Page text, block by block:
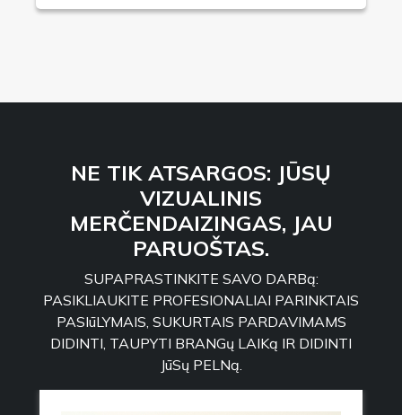
NE TIK ATSARGOS: JŪSŲ
VIZUALINIS
MERČENDAIZINGAS, JAU
PARUOŠTAS.
SUPAPRASTINKITE SAVO DARBą:
PASIKLIAUKITE PROFESIONALIAI PARINKTAIS
PASIūLYMAIS, SUKURTAIS PARDAVIMAMS
DIDINTI, TAUPYTI BRANGų LAIKą IR DIDINTI
JūSų PELNą.